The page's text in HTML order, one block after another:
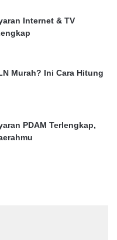
Internet & TV
Murah? Ini Cara Hitung
PDAM Terlengkap,